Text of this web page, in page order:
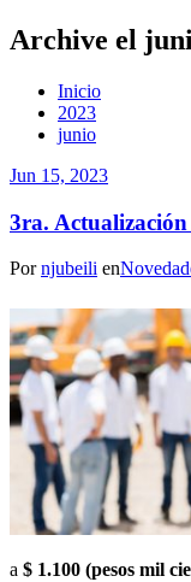
Archive el
Inicio
2023
junio
Jun 15, 2023
3ra.
Pornjubeili en
a $ 1.100 (pesos mil